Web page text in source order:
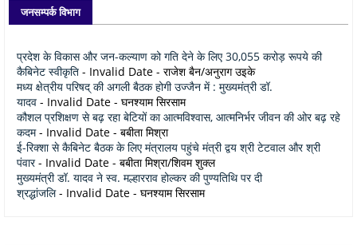
जनसम्पर्क विभाग
प्रदेश के विकास और जन-कल्याण को गति देने के लिए 30,055 करोड़ रूपये की
कैबिनेट स्वीकृति - Invalid Date - राजेश बैन/अनुराग उइके
मध्य क्षेत्रीय परिषद् की अगली बैठक होगी उज्जैन में : मुख्यमंत्री डॉ.
यादव - Invalid Date - घनश्याम सिरसाम
कौशल प्रशिक्षण से बढ़ रहा बेटियों का आत्मविश्वास, आत्मनिर्भर जीवन की ओर बढ़ रहे
कदम- Invalid Date - बबीता मिश्रा
ई-रिक्शा से कैबिनेट बैठक के लिए मंत्रालय पहुंचे मंत्री द्वय श्री टेटवाल और श्री
पंवार- Invalid Date - बबीता मिश्रा/शिवम शुक्ल
मुख्यमंत्री डॉ. यादव ने स्व. मल्हारराव होल्कर की पुण्यतिथि पर दी
श्रद्धांजलि- Invalid Date - घनश्याम सिरसाम